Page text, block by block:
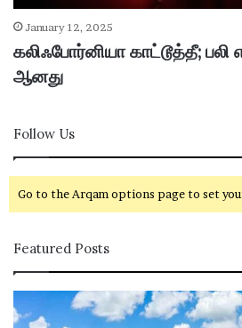
January 12, 2025
கலிஃபோர்னியா காட்டூத்தீ;
ஆனது
Follow Us
Go to the Arqam options page to set
Featured Posts
ழ